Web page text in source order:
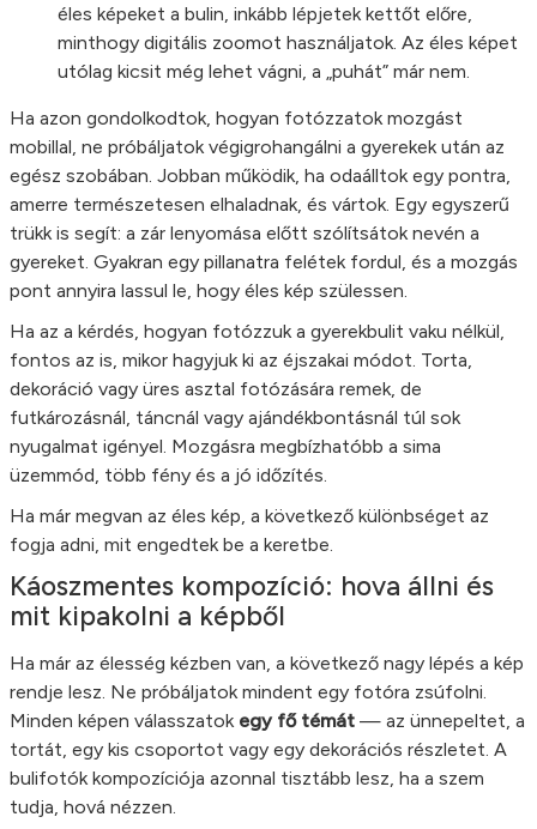
éles képeket a bulin, inkább lépjetek kettőt előre,
minthogy digitális zoomot használjatok. Az éles képet
utólag kicsit még lehet vágni, a „puhát” már nem.
Ha azon gondolkodtok, hogyan fotózzatok mozgást
mobillal, ne próbáljatok végigrohangálni a gyerekek után az
egész szobában. Jobban működik, ha odaálltok egy pontra,
amerre természetesen elhaladnak, és vártok. Egy egyszerű
trükk is segít: a zár lenyomása előtt szólítsátok nevén a
gyereket. Gyakran egy pillanatra felétek fordul, és a mozgás
pont annyira lassul le, hogy éles kép szülessen.
Ha az a kérdés, hogyan fotózzuk a gyerekbulit vaku nélkül,
fontos az is, mikor hagyjuk ki az éjszakai módot. Torta,
dekoráció vagy üres asztal fotózására remek, de
futkározásnál, táncnál vagy ajándékbontásnál túl sok
nyugalmat igényel. Mozgásra megbízhatóbb a sima
üzemmód, több fény és a jó időzítés.
Ha már megvan az éles kép, a következő különbséget az
fogja adni, mit engedtek be a keretbe.
Káoszmentes kompozíció: hova állni és
mit kipakolni a képből
Ha már az élesség kézben van, a következő nagy lépés a kép
rendje lesz. Ne próbáljatok mindent egy fotóra zsúfolni.
Minden képen válasszatok egy fő témát — az ünnepeltet, a
tortát, egy kis csoportot vagy egy dekorációs részletet. A
bulifotók kompozíciója azonnal tisztább lesz, ha a szem
tudja, hová nézzen.